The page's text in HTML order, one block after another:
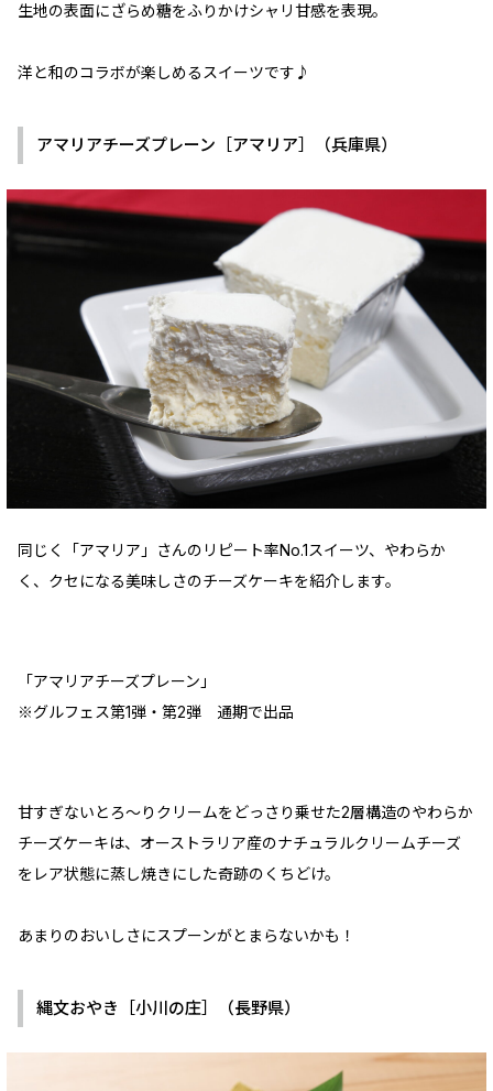
生地の表面にざらめ糖をふりかけシャリ甘感を表現。
洋と和のコラボが楽しめるスイーツです♪
アマリアチーズプレーン［アマリア］（兵庫県）
同じく「アマリア」さんのリピート率No.1スイーツ、やわらか
く、クセになる美味しさのチーズケーキを紹介します。
「アマリアチーズプレーン」
※グルフェス第1弾・第2弾 通期で出品
甘すぎないとろ～りクリームをどっさり乗せた2層構造のやわらか
チーズケーキは、オーストラリア産のナチュラルクリームチーズ
をレア状態に蒸し焼きにした奇跡のくちどけ。
あまりのおいしさにスプーンがとまらないかも！
縄文おやき［小川の庄］（長野県）